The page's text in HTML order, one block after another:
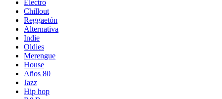
Electro
Chillout
Reggaetón
Alternativa
Indie
Oldies
Merengue
House
Años 80
Jazz
Hip hop